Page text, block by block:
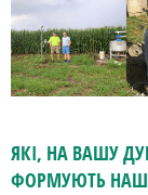
ЯКІ, НА ВАШУ
ФОРМУЮТЬ